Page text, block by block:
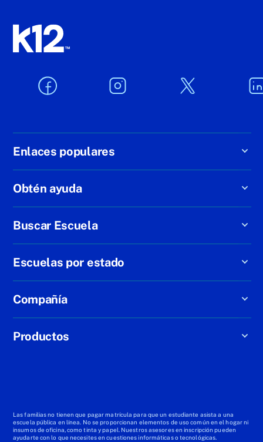
Enlaces populares
Obtén ayuda
Buscar Escuela
Escuelas por estado
Compañía
Productos
Las familias no tienen que pagar matrícula para que un estudiante asista a una
escuela pública en línea. No se proporcionan elementos de uso común en el hogar ni
insumos de oficina, como tinta y papel. Nuestros asesores en inscripción pueden
ayudarte con lo que necesites en cuestiones informáticas o tecnológicas.